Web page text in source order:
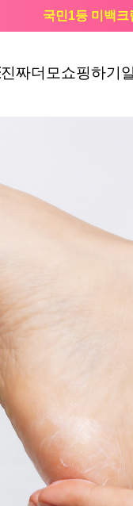
국민1등 미백크
진짜더모쇼핑하기